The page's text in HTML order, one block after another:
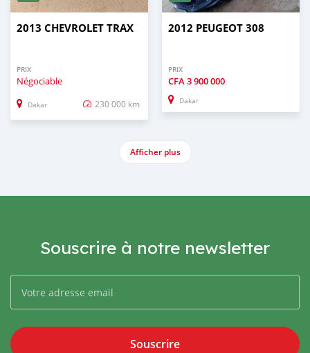
2013 CHEVROLET TRAX
PRIX
Négociable
Dakar 230 000 km
2012 PEUGEOT 308
PRIX
CFA3 900 000
Dakar
Afficher plus
Souscrire à notre newsletter
Souscrire